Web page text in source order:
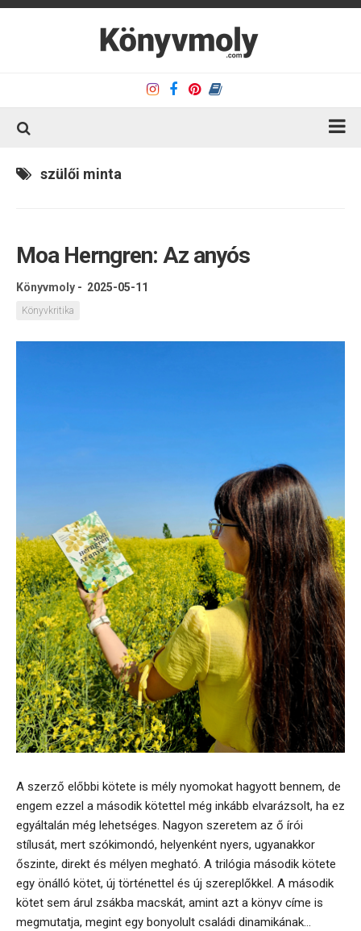
Kapcsolat
Olvasó sarok
Könyveim
Rólam
szülői minta
Moa Herngren: Az anyós
Könyvmoly - 2025-05-11
Könyvkritika
A szerző előbbi kötete is mély nyomokat hagyott bennem, de
engem ezzel a második kötettel még inkább elvarázsolt, ha ez
egyáltalán még lehetséges. Nagyon szeretem az ő írói
stílusát, mert szókimondó, helyenként nyers, ugyanakkor
őszinte, direkt és mélyen megható. A trilógia második kötete
egy önálló kötet, új történettel és új szereplőkkel. A második
kötet sem árul zsákba macskát, amint azt a könyv címe is
megmutatja, megint egy bonyolult családi dinamikának...